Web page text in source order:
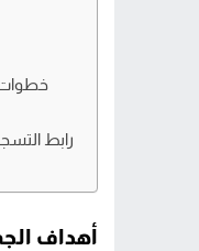
خطوات
رابط
أهداف